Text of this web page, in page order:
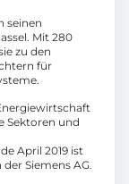
seinen
Mit 280
zu den
für
Sektoren und
April 2019 ist
Siemens AG.